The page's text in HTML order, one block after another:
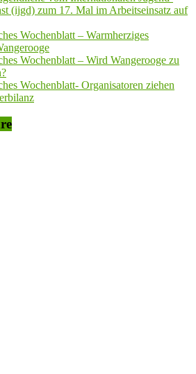
(ijgd) zum 17. Mal im Arbeitseinsatz auf
Wochenblatt – Warmherziges
Wochenblatt – Wird Wangerooge zu
Wochenblatt- Organisatoren ziehen